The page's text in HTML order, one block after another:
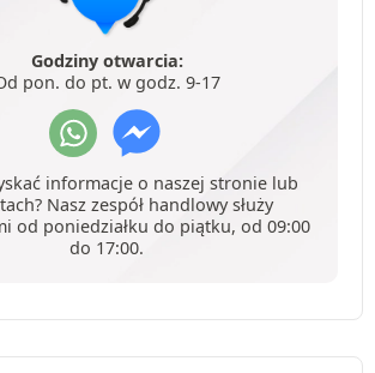
Godziny otwarcia:
pon. do pt. w godz. 9-17
informacje o naszej stronie lub
Nasz zespół handlowy służy
od poniedziałku do piątku, od 09:00
do 17:00.